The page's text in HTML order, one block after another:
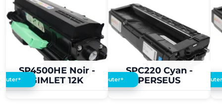
SP4500HE Noir -
GIMLET 12K
2,00 €
+
SPC220 Cyan -
PERSEUS
2,00 €
Ajouter+